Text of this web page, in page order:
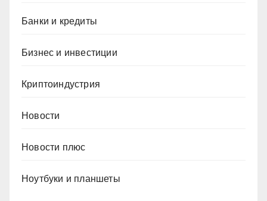
Банки и кредиты
Бизнес и инвестиции
Криптоиндустрия
Новости
Новости плюс
Ноутбуки и планшеты